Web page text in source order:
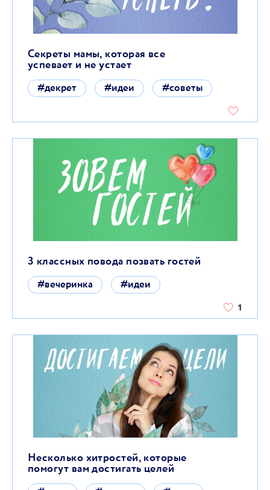
Секреты мамы, которая все
успевает и не устает
#декрет #идеи #советы
3 классных повода позвать гостей
#вечеринка #идеи
1
Несколько хитростей, которые
помогут вам достигать целей